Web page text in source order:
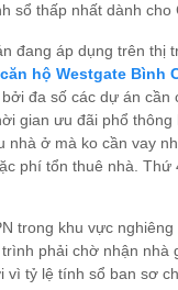
sổ thấp nhất dành cho
đang áp dụng trên
hộ Westgate Bình
đa số các dự án
gian ưu đãi phổ thông
ở mà ko cần vay
phí tổn thuê nhà. Thứ
trong khu vực
phải chờ nhận nhà
tỷ lệ tính sổ ban sơ